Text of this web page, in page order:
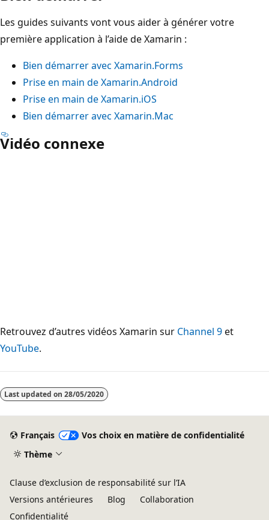
Les guides suivants vont vous aider à générer votre
première application à l’aide de Xamarin :
Bien démarrer avec Xamarin.Forms
Prise en main de Xamarin.Android
Prise en main de Xamarin.iOS
Bien démarrer avec Xamarin.Mac
Vidéo connexe
Retrouvez d’autres vidéos Xamarin sur Channel 9et
YouTube.
Last updated on 28/05/2020
Français
Vos choix en matière de confidentialité
Thème
Clause d’exclusion de responsabilité sur l’IA
Versions antérieures
Blog
Collaboration
Confidentialité